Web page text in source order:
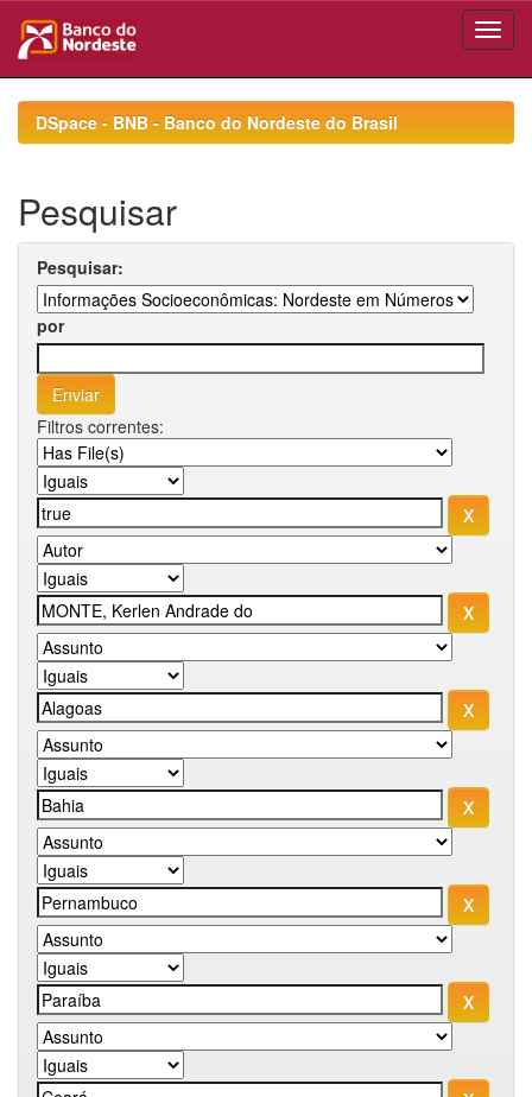
navigationDSpace - BNB - Banco do Nordeste do Brasil
Pesquisar
Pesquisar:
por
Filtros correntes: